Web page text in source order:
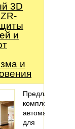
3D
и
и
Предлагаем
комплекты
автоматики
для